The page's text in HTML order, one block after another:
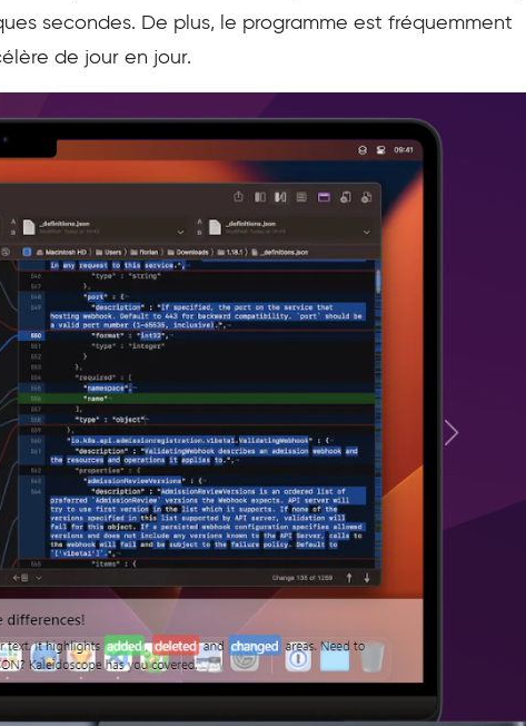
secondes. De plus, le programme est fréquemment
de jour en jour.